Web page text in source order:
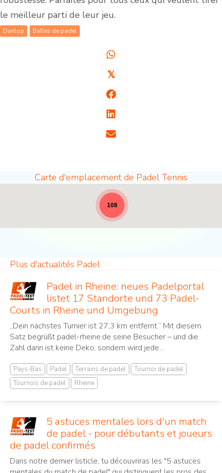
le meilleur parti de leur jeu.
Dunlop Balles de padel
𝕏
Carte d'emplacement de Padel Tennis
Sites de padel - pleine largeur pour les
108
Plus d'actualités Padel
Padel in Rheine: neues Padelportal
listet 17 Standorte und 73 Padel-
Courts in Rheine und Umgebung
„Dein nächstes Turnier ist 27,3 km entfernt.“ Mit diesem
Satz begrüßt padel-rheine.de seine Besucher – und die
Zahl darin ist keine Deko, sondern wird jede...
Pays-Bas Padel Terrains de padel
Tournoi de padel
Tournois de padel
Rheine
5 astuces mentales lors d'un match
de padel - pour débutants et joueurs
de padel confirmés
Dans notre dernier listicle, tu découvriras les "5 astuces